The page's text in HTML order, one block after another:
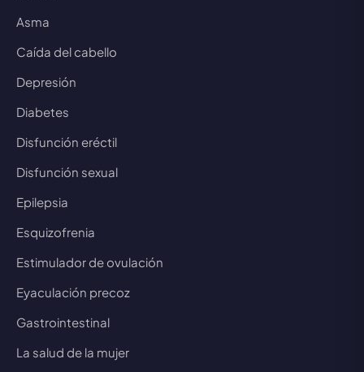
Asma
Caída del cabello
Depresión
Diabetes
Disfunción eréctil
Disfunción sexual
Epilepsia
Esquizofrenia
Estimulador de ovulación
Eyaculación precoz
Gastrointestinal
La salud de la mujer